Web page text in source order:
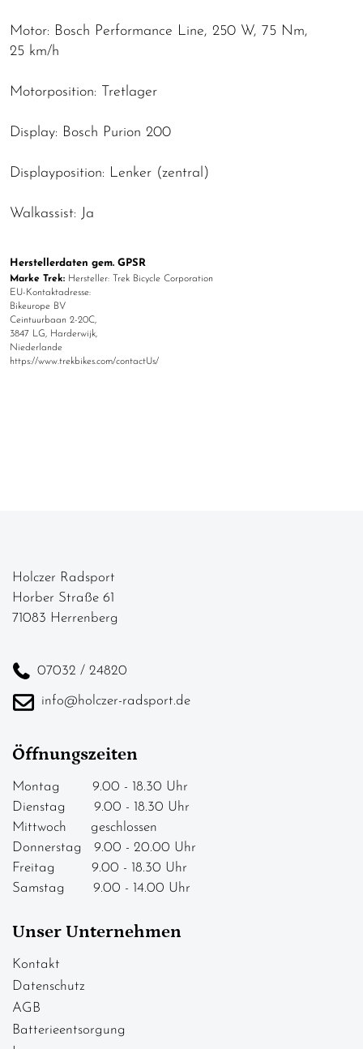
Motor: Bosch Performance Line, 250 W, 75 Nm,
25 km/h
Motorposition: Tretlager
Display: Bosch Purion 200
Displayposition: Lenker (zentral)
Walkassist: Ja
Herstellerdaten gem. GPSR
Marke Trek: Hersteller: Trek Bicycle Corporation
EU-Kontaktadresse:
Bikeurope BV
Ceintuurbaan 2-20C,
3847 LG, Harderwijk,
Niederlande
https://www.trekbikes.com/contactUs/
Holczer Radsport
Horber Straße 61
71083 Herrenberg
07032 / 24820
info@holczer-radsport.de
Öffnungszeiten
Montag 9.00 - 18.30 Uhr
Dienstag 9.00 - 18.30 Uhr
Mittwoch geschlossen
Donnerstag 9.00 - 20.00 Uhr
Freitag 9.00 - 18.30 Uhr
Samstag 9.00 - 14.00 Uhr
Unser Unternehmen
Kontakt
Datenschutz
AGB
Batterieentsorgung